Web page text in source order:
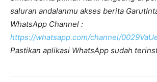
saluran andalanmu akses berita
WhatsApp Channel :
https://whatsapp.com/channel/
Pastikan aplikasi WhatsApp sudah